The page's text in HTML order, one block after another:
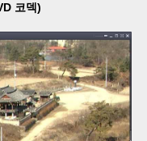
코덱)